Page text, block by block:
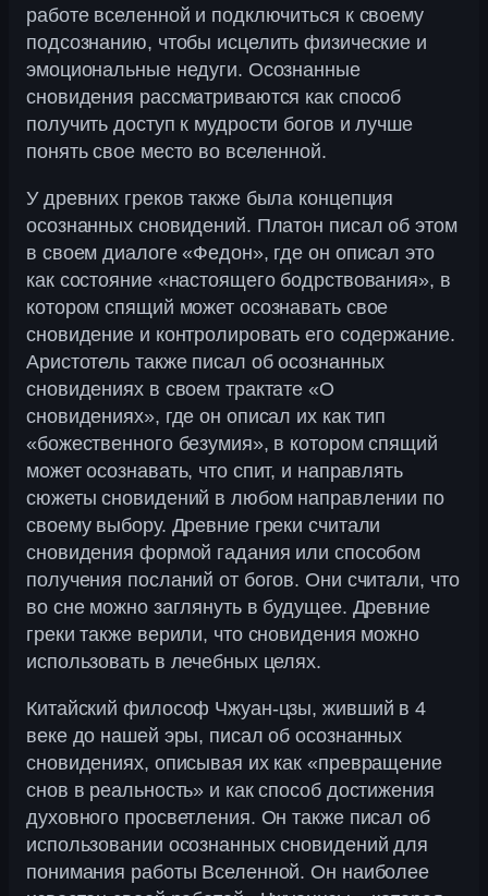
работе вселенной и подключиться к своему
подсознанию, чтобы исцелить физические и
эмоциональные недуги. Осознанные
сновидения рассматриваются как способ
получить доступ к мудрости богов и лучше
понять свое место во вселенной.
У древних греков также была концепция
осознанных сновидений. Платон писал об этом
в своем диалоге «Федон», где он описал это
как состояние «настоящего бодрствования», в
котором спящий может осознавать свое
сновидение и контролировать его содержание.
Аристотель также писал об осознанных
сновидениях в своем трактате «О
сновидениях», где он описал их как тип
«божественного безумия», в котором спящий
может осознавать, что спит, и направлять
сюжеты сновидений в любом направлении по
своему выбору. Древние греки считали
сновидения формой гадания или способом
получения посланий от богов. Они считали, что
во сне можно заглянуть в будущее. Древние
греки также верили, что сновидения можно
использовать в лечебных целях.
Китайский философ Чжуан-цзы, живший в 4
веке до нашей эры, писал об осознанных
сновидениях, описывая их как «превращение
снов в реальность» и как способ достижения
духовного просветления. Он также писал об
использовании осознанных сновидений для
понимания работы Вселенной. Он наиболее